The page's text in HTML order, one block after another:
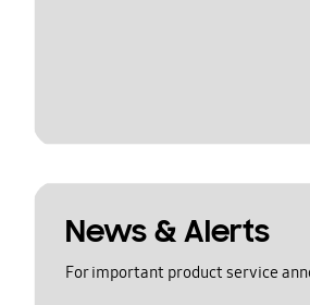
News & Alerts
For important product service